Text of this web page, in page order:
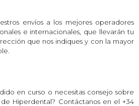
envíos a los mejores operadores
e internacionales, que llevarán tu
que nos indiques y con la mayor
en curso o necesitas consejo sobre
Hiperdental? Contáctanos en el +34